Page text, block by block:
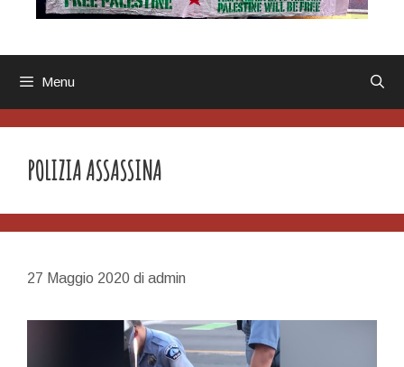
Menu
POLIZIA ASSASSINA
27 Maggio 2020 di admin